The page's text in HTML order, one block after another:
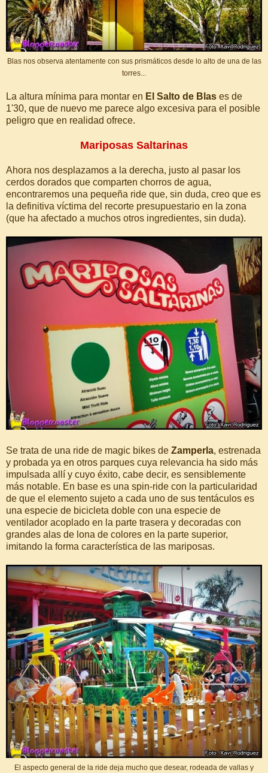
Blas nos observa atentamente con sus prismáticos desde lo alto de una de las
torres...
La altura mínima para montar en El Salto de Blas es de
1'30, que de nuevo me parece algo excesiva para el posible
peligro que en realidad ofrece.
Mariposas Saltarinas
Ahora nos desplazamos a la derecha, justo al pasar los
cerdos dorados que comparten chorros de agua,
encontraremos una pequeña ride que, sin duda, creo que es
la definitiva víctima del recorte presupuestario en la zona
(que ha afectado a muchos otros ingredientes, sin duda).
Se trata de una ride de magic bikes de Zamperla, estrenada
y probada ya en otros parques cuya relevancia ha sido más
impulsada allí y cuyo éxito, cabe decir, es sensiblemente
más notable. En base es una spin-ride con la particularidad
de que el elemento sujeto a cada uno de sus tentáculos es
una especie de bicicleta doble con una especie de
ventilador acoplado en la parte trasera y decoradas con
grandes alas de lona de colores en la parte superior,
imitando la forma característica de las mariposas.
El aspecto general de la ride deja mucho que desear, rodeada de vallas y